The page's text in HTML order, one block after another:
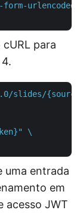
urlencoded"
para
slides/
\
uma entrada
em
acesso JWT